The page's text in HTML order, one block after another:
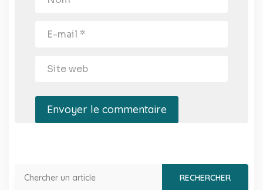
Envoyer le commentaire